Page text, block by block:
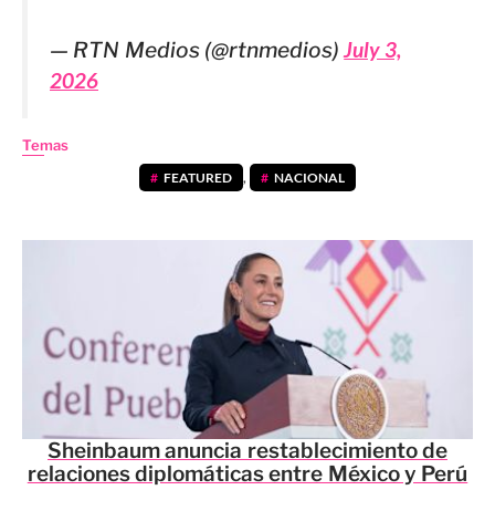
— RTN Medios (@rtnmedios)July 3,
2026
Temas
FEATURED , NACIONAL
Sheinbaum anuncia restablecimiento de
relaciones diplomáticas entre México y Perú